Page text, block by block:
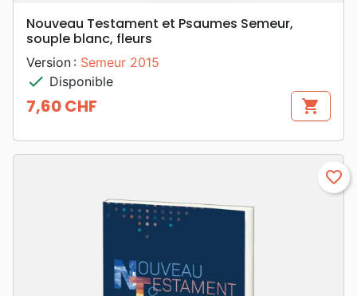
Nouveau Testament et Psaumes Semeur,
souple blanc, fleurs
Version : Semeur 2015
check Disponible
Prix
7,60 CHF shopping_cart
favorite_border